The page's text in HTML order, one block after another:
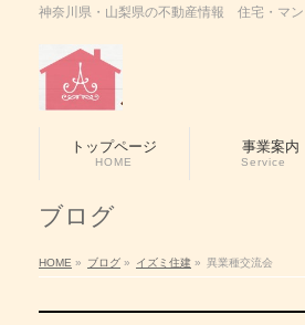
神奈川県・山梨県の不動産情報 住宅・マ
トップページ
HOME
事業案内
Service
ブログ
HOME » ブログ » イズミ住建 » 異業種交流会